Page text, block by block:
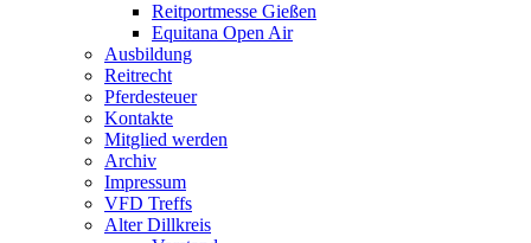
Reitportmesse Gießen
Equitana Open Air
Ausbildung
Reitrecht
Pferdesteuer
Kontakte
Mitglied werden
Archiv
Impressum
VFD Treffs
Alter Dillkreis